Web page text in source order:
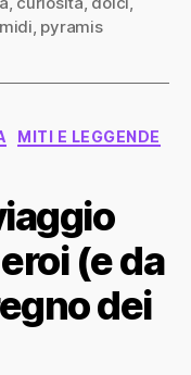
pyramis
MITI E LEGGENDE
(e da
dei